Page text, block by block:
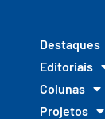
Destaques
Editoriais
Colunas
Projetos